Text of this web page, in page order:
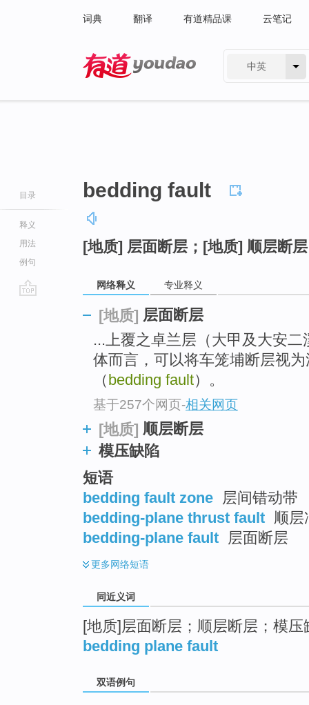
词典 翻译 有道精品课 云笔记
中英
目录
释义
用法
例句
bedding fault
[地质] 层面断层；[地质] 顺层断
网络释义 专业释义
[地质] 层面断层
...上覆之卓兰层（大甲及大安
体而言，可以将车笼埔断层视
（ bedding fault）。
基于257个网页-相关网页
[地质] 顺层断层
模压缺陷
短语
bedding fault zone
层间错动带
bedding-plane thrust fault 顺层
bedding-plane fault
层面断层
更多网络短语
同近义词
[地质]层面断层；顺层断层；模压
bedding plane fault
双语例句